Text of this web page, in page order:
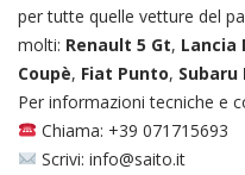
per tutte quelle vetture del
molti: Renault 5 Gt, Lancia
Coupè, Fiat Punto, Subaru
Per informazioni tecniche e
Chiama: +39 071715693
Scrivi: info@saito.it